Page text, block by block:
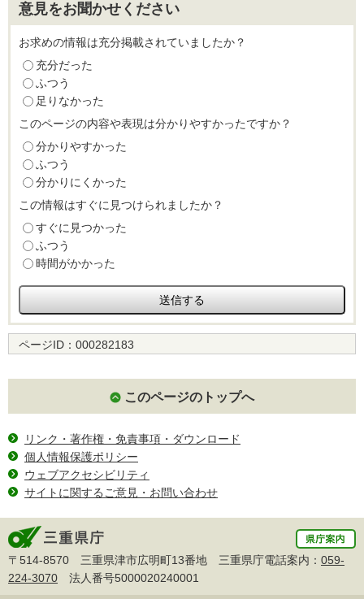
意見をお聞かせください
お求めの情報は充分掲載されていましたか？
充分だった
ふつう
足りなかった
このページの内容や表現は分かりやすかったですか？
分かりやすかった
ふつう
分かりにくかった
この情報はすぐに見つけられましたか？
すぐに見つかった
ふつう
時間がかかった
ページID： 000282183
このページのトップへ
リンク・著作権・免責事項・ダウンロード
個人情報保護ポリシー
ウェブアクセシビリティ
サイトに関するご意見・お問い合わせ
〒514-8570 三重県津市広明町13番地 三重県庁電話案内： 059-
224-3070 法人番号5000020240001